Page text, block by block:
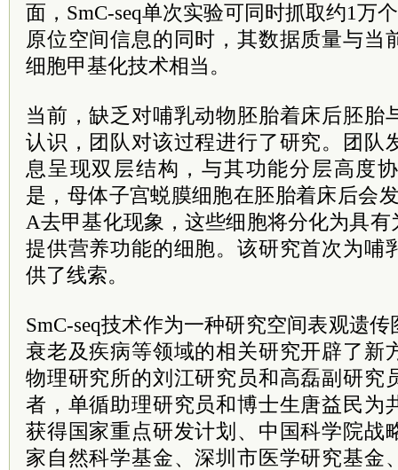
面，SmC-seq单次实验可同时抓取约1万
原位空间信息的同时，其数据质量与当
细胞甲基化技术相当。
当前，缺乏对哺乳动物胚胎着床后胚胎
认识，团队对该过程进行了研究。团队
息呈现双层结构，与其功能分层高度
是，母体子宫蜕膜细胞在胚胎着床后会
A去甲基化现象，这些细胞将分化为具
提供营养功能的细胞。该研究首次为哺
供了线索。
SmC-seq技术作为一种研究空间表观遗
衰老及疾病等领域的相关研究开辟了新
物理研究所的刘江研究员和高磊副研究
者，单循助理研究员和博士生唐益民为
获得国家重点研发计划、中国科学院战
家自然科学基金、深圳市医学研究基金